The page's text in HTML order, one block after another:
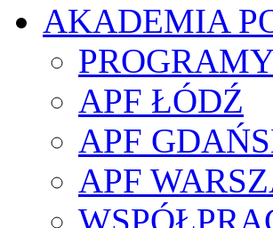
AKADEMIA
APF ŁÓDŹ
APF
APF